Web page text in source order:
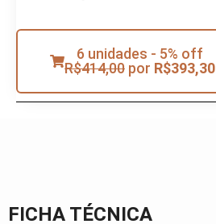
6 unidades - 5% off
R$414,00 por R$393,30
FICHA TÉCNICA